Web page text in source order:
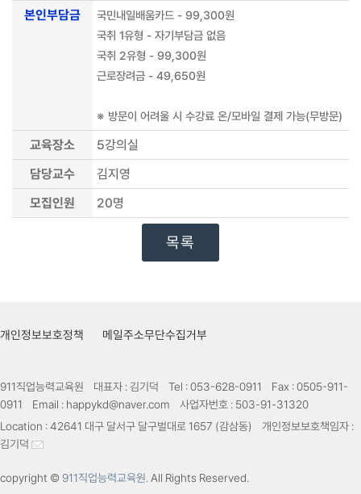
본인부담금
국민내일배움카드 - 99,300원
국취 1유형 - 자기부담금 없음
국취 2유형 - 99,300원
근로장려금 - 49,650원
※ 방문이 어려울 시 수강료 온/모바일 결제 가능(무방문)
교육장소
5강의실
담당교수
김지영
모집인원
20명
목록
개인정보보호정책 메일주소무단수집거부
911직업능력교육원 대표자 : 김기덕 Tel :053-628-0911 Fax :0505-911-
0911
Email : happykd@naver.com 사업자번호 : 503-91-31320
Location :42641 대구 달서구 달구벌대로 1657 (감삼동)
개인정보보호책임자 :
김기덕
copyright © 911직업능력교육원. All Rights Reserved.